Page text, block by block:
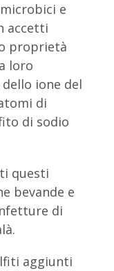
e
accetti
proprietà
loro
ione del
di
di sodio
questi
bevande e
di
aggiunti